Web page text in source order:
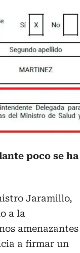
poco se ha
Jaramillo,
a la
amenazantes
a firmar un